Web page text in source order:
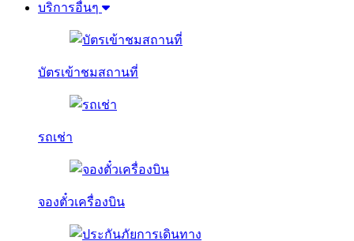
บริการอื่นๆ
บัตรเข้าชมสถานที่
รถเช่า
จองตั๋วเครื่องบิน